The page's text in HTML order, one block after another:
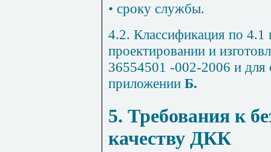
• сроку службы.
4.2. Классификация по 4.1
проектировании и
36554501 -002-2006 и для
приложении Б.
5. Требования к
качеству ДКК